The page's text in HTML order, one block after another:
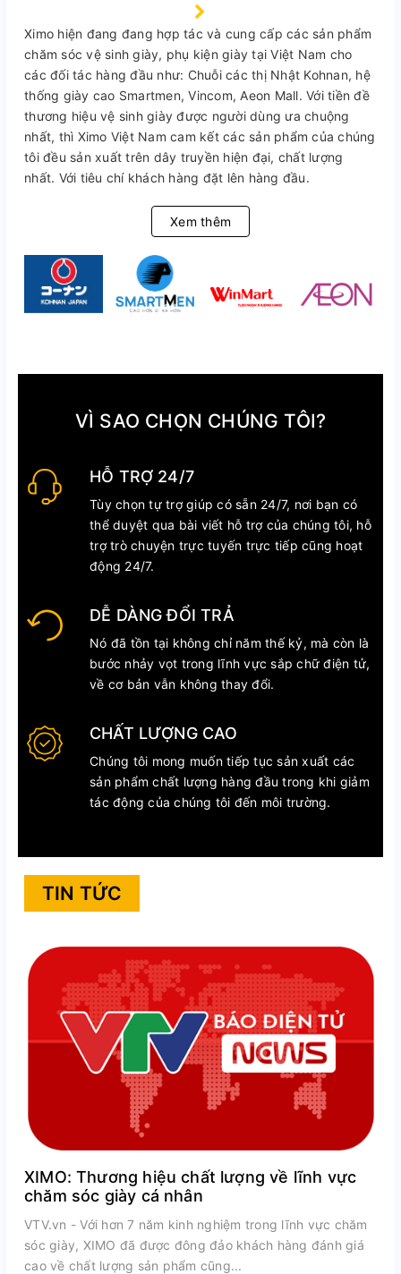
Ximo hiện đang đang hợp tác và cung cấp các sản phẩm
chăm sóc vệ sinh giày, phụ kiện giày tại Việt Nam cho
các đối tác hàng đầu như: Chuỗi các thị Nhật Kohnan, hệ
thống giày cao Smartmen, Vincom, Aeon Mall. Với tiền đề
thương hiệu vệ sinh giày được người dùng ưa chuộng
nhất, thì Ximo Việt Nam cam kết các sản phẩm của chúng
tôi đều sản xuất trên dây truyền hiện đại, chất lượng
nhất. Với tiêu chí khách hàng đặt lên hàng đầu.
Xem thêm
VÌ SAO CHỌN CHÚNG TÔI?
HỖ TRỢ 24/7
Tùy chọn tự trợ giúp có sẵn 24/7, nơi bạn có
thể duyệt qua bài viết hỗ trợ của chúng tôi, hỗ
trợ trò chuyện trực tuyến trực tiếp cũng hoạt
động 24/7.
DỄ DÀNG ĐỔI TRẢ
Nó đã tồn tại không chỉ năm thế kỷ, mà còn là
bước nhảy vọt trong lĩnh vực sắp chữ điện tử,
về cơ bản vẫn không thay đổi.
CHẤT LƯỢNG CAO
Chúng tôi mong muốn tiếp tục sản xuất các
sản phẩm chất lượng hàng đầu trong khi giảm
tác động của chúng tôi đến môi trường.
TIN TỨC
XIMO: Thương hiệu chất lượng về lĩnh vực
chăm sóc giày cá nhân
VTV.vn - Với hơn 7 năm kinh nghiệm trong lĩnh vực chăm
sóc giày, XIMO đã được đông đảo khách hàng đánh giá
cao về chất lượng sản phẩm cũng...